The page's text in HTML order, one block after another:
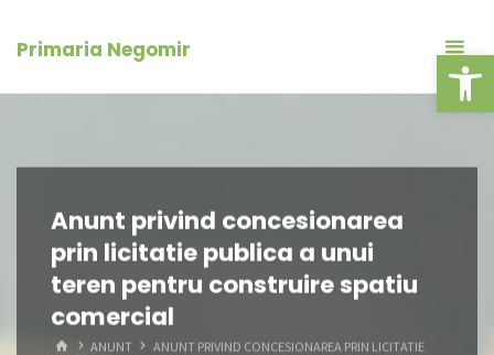
Deschide
Primaria Negomir
Anunt privind concesionarea
prin licitatie publica a unui
teren pentru construire spatiu
comercial
HOMEANUNT
ANUNT PRIVIND CONCESIONAREA PRIN LICITATIE